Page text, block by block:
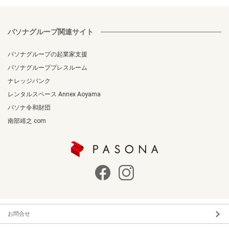
パソナグループ関連サイト
パソナグループの起業家支援
パソナグループプレスルーム
ナレッジバンク
レンタルスペース Annex Aoyama
パソナ令和財団
南部靖之.com
お問合せ